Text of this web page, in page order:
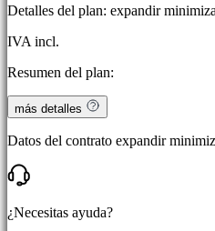
Detalles del plan: expandir
IVA incl.
Resumen del plan:
más detalles
Datos del contrato expandir
¿Necesitas ayuda?